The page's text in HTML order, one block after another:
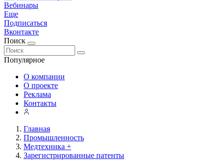
Вебинары
Еще
Подписаться
Вконтакте
Поиск
Популярное
О компании
О проекте
Реклама
Контакты
Главная
Промышленность
Медтехника +
Зарегистрированные патенты